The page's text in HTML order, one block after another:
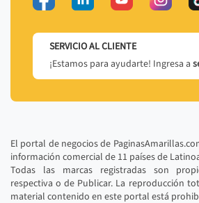
SERVICIO AL CLIENTE
¡Estamos para ayudarte! Ingresa a
El portal de negocios de
información comercial de 11 países de
Todas las marcas registradas son
respectiva o de Publicar. La reproducción
material contenido en este portal está